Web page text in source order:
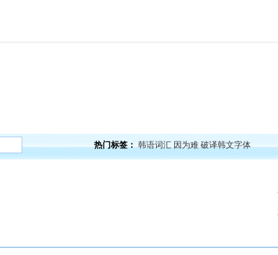
热门标签： 韩语词汇 因为难 破译韩文字体